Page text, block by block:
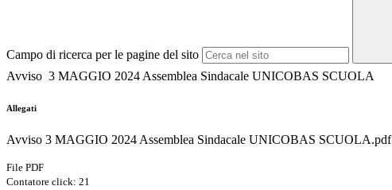
Campo di ricerca per le pagine del sito
Avviso 3 MAGGIO 2024 Assemblea Sindacale UNICOBAS SCUOLA
Allegati
Avviso 3 MAGGIO 2024 Assemblea Sindacale UNICOBAS SCUOLA.pdf
File PDF
Contatore click: 21